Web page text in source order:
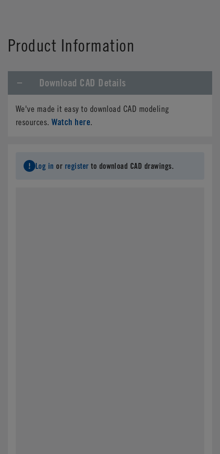
Product Information
Download CAD Details
We've made it easy to download CAD modeling
resources.Watch here.
Log in or register to download CAD drawings.